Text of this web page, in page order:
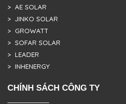
> AE SOLAR
> JINKO SOLAR
> GROWATT
> SOFAR SOLAR
> LEADER
> INHENERGY
CHÍNH SÁCH CÔNG TY